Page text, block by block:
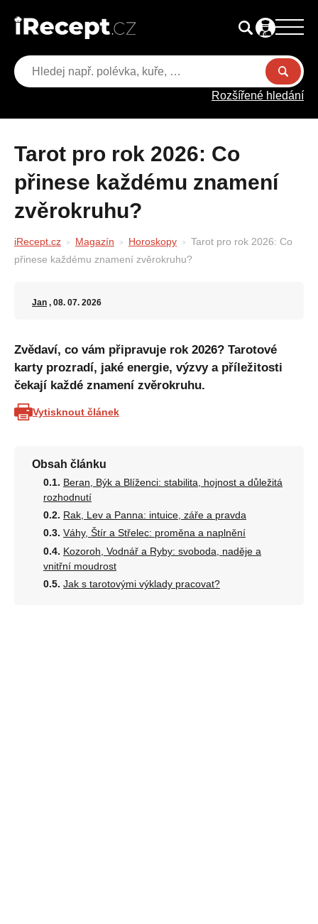
Rozšířené hledání
Tarot pro rok 2026: Co
přinese každému znamení
zvěrokruhu?
iRecept.cz Magazín Horoskopy
Tarot pro rok 2026: Co
přinese každému znamení zvěrokruhu?
Jan , 08. 07. 2026
Zvědaví, co vám připravuje rok 2026? Tarotové
karty prozradí, jaké energie, výzvy a příležitosti
čekají každé znamení zvěrokruhu.
Vytisknout článek
Obsah článku
Beran, Býk a Blíženci: stabilita, hojnost a důležitá
rozhodnutí
Rak, Lev a Panna: intuice, záře a pravda
Váhy, Štír a Střelec: proměna a naplnění
Kozoroh, Vodnář a Ryby: svoboda, naděje a
vnitřní moudrost
Jak s tarotovými výklady pracovat?